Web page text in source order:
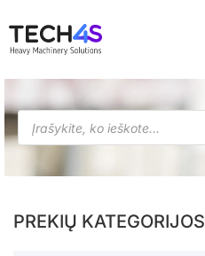
PREKIŲ KATEGORIJOS